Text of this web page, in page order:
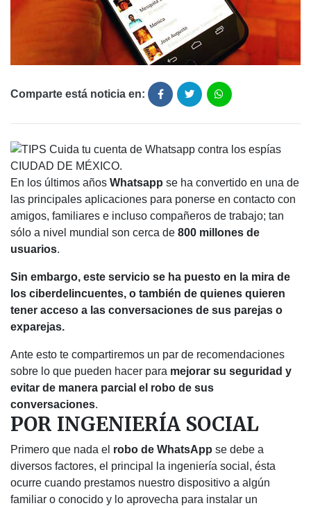
Comparte está noticia en:
CIUDAD DE MÉXICO.
En los últimos años Whatsapp se ha convertido en una de
las principales aplicaciones para ponerse en contacto con
amigos, familiares e incluso compañeros de trabajo; tan
sólo a nivel mundial son cerca de 800 millones de
usuarios.
Sin embargo, este servicio se ha puesto en la mira de
los ciberdelincuentes, o también de quienes quieren
tener acceso a las conversaciones de sus parejas o
exparejas.
Ante esto te compartiremos un par de recomendaciones
sobre lo que pueden hacer para mejorar su seguridad y
evitar de manera parcial el robo de sus
conversaciones.
POR INGENIERÍA SOCIAL
Primero que nada el robo de WhatsApp se debe a
diversos factores, el principal la ingeniería social, ésta
ocurre cuando prestamos nuestro dispositivo a algún
familiar o conocido y lo aprovecha para instalar un